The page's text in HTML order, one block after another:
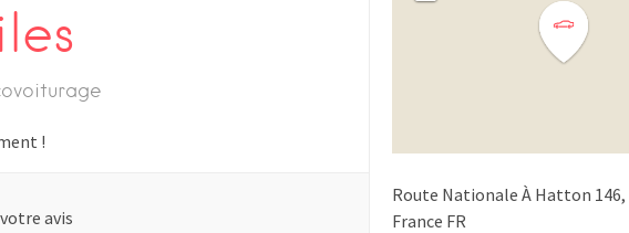
!
avis
Route Nationale À Hatton 146
France FR